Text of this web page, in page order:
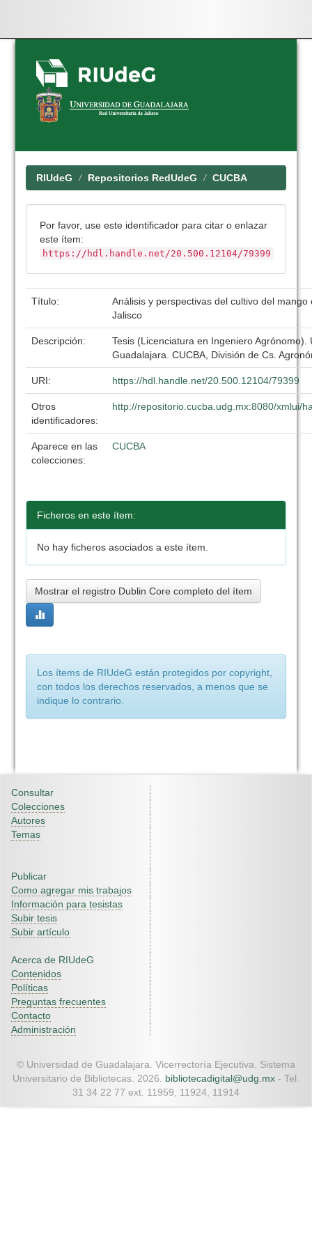
Skip
navigation
RIUdeG Repositorios RedUdeG CUCBA
Por favor, use este identificador para citar o enlazar
este ítem:
https://hdl.handle.net/20.500.12104/79399
Título:
Análisis y perspectivas del cultivo del mango
Jalisco
Descripción:
Tesis (Licenciatura en Ingeniero Agrónomo).
Guadalajara. CUCBA, División de Cs.
URI: https://hdl.handle.net/20.500.12104/79399
Otros
identificadores:
http://repositorio.cucba.udg.mx:8080/xmlui/
Aparece en las
colecciones:
CUCBA
Ficheros en este ítem:
No hay ficheros asociados a este ítem.
Mostrar el registro Dublin Core completo del ítem
Los ítems de RIUdeG están protegidos por copyright,
con todos los derechos reservados, a menos que se
indique lo contrario.
Consultar
Colecciones
Autores
Temas
Publicar
Como agregar mis trabajos
Información para tesistas
Subir tesis
Subir artículo
Acerca de RIUdeG
Contenidos
Políticas
Preguntas frecuentes
Contacto
Administración
© Universidad de Guadalajara. Vicerrectoría Ejecutiva. Sistema
Universitario de Bibliotecas. 2026. bibliotecadigital@udg.mx - Tel.
31 34 22 77 ext. 11959, 11924, 11914